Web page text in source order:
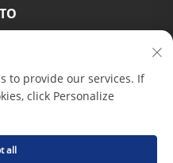
,South Area of chengdu
Sichuan China
to provide our services. If
click Personalize
all